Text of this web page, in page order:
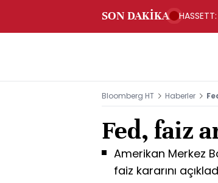
SON DAKİKA
Bloomberg HT Haberler
Fed, faiz
Amerikan Merkez
faiz kararını